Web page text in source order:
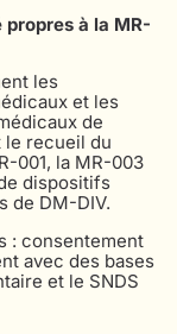
à la MR-
les
et les
de
le recueil du
001, la MR-003
dispositifs
de DM-DIV.
: consentement
avec des bases
et le SNDS